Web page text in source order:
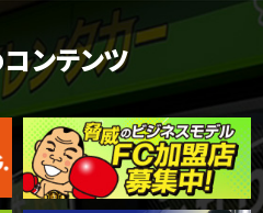
ンテンツ